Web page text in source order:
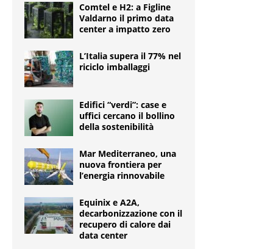
Comtel e H2: a Figline
Valdarno il primo data
center a impatto zero
L’Italia supera il 77% nel
riciclo imballaggi
Edifici “verdi”: case e
uffici cercano il bollino
della sostenibilità
Mar Mediterraneo, una
nuova frontiera per
l’energia rinnovabile
Equinix e A2A,
decarbonizzazione con il
recupero di calore dai
data center